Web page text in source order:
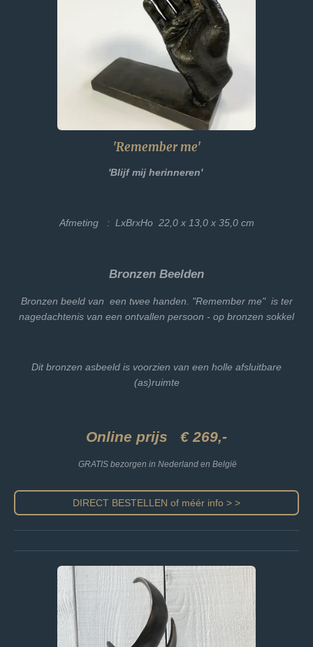
'Remember me'
'Blijf mij herinneren'
Afmeting : LxBrxHo 22,0 x 13,0 x 35,0 cm
Bronzen Beelden
Bronzen beeld van een twee handen. "Remember me" is ter
nagedachtenis van een ontvallen persoon - op bronzen sokkel
Dit bronzen asbeeld is voorzien van een holle afsluitbare
(as)ruimte
Online prijs € 269,-
GRATIS bezorgen in Nederland en België
DIRECT BESTELLEN of méér info > >